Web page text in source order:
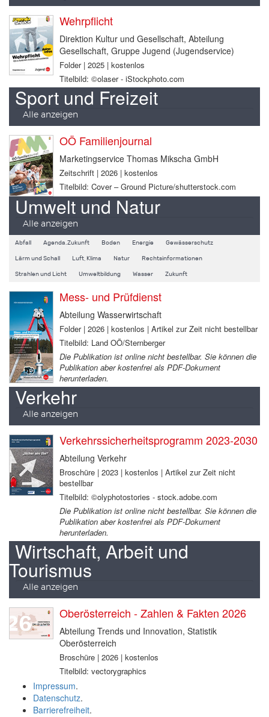
Wehrpflicht
Direktion Kultur und Gesellschaft, Abteilung
Gesellschaft, Gruppe Jugend (Jugendservice)
Folder | 2025 | kostenlos
Titelbild: ©olaser - iStockphoto.com
Sport und Freizeit
Alle anzeigen
OÖ Familienjournal
Marketingservice Thomas Mikscha GmbH
Zeitschrift | 2026 | kostenlos
Titelbild: Cover – Ground Picture/shutterstock.com
Umwelt und Natur
Alle anzeigen
Abfall Agenda.Zukunft Boden Energie Gewässerschutz
Lärm und Schall Luft, Klima Natur Rechtsinformationen
Strahlen und Licht Umweltbildung Wasser Zukunft
Mess- und Prüfdienst
Abteilung Wasserwirtschaft
Folder | 2026 | kostenlos | Artikel zur Zeit nicht bestellbar
Titelbild: Land OÖ/Sternberger
Die Publikation ist online nicht bestellbar. Sie können die
Publikation aber kostenfrei als PDF-Dokument
herunterladen.
Verkehr
Alle anzeigen
Verkehrssicherheitsprogramm 2023-2030
Abteilung Verkehr
Broschüre | 2023 | kostenlos | Artikel zur Zeit nicht
bestellbar
Titelbild: ©olyphotostories - stock.adobe.com
Die Publikation ist online nicht bestellbar. Sie können die
Publikation aber kostenfrei als PDF-Dokument
herunterladen.
Wirtschaft, Arbeit und
Tourismus
Alle anzeigen
Oberösterreich - Zahlen & Fakten 2026
Abteilung Trends und Innovation, Statistik
Oberösterreich
Broschüre | 2026 | kostenlos
Titelbild: vectorygraphics
Impressum.
Datenschutz.
Barrierefreiheit.